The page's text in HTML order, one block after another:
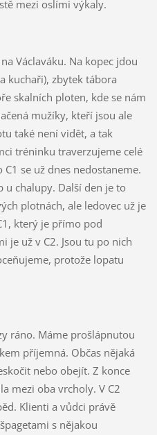
mezi oslími výkaly.
Václaváku. Na kopec jdou
kuchaři), zbytek tábora
skalních ploten, kde se nám
mužíky, kteří jsou ale
také není vidět, a tak
tréninku traverzujeme celé
se už dnes nedostaneme.
u chalupy. Další den je to
plotnách, ale ledovec už je
který je přímo pod
je už v C2. Jsou tu po nich
protože lopatu
ráno. Máme prošlápnutou
příjemná. Občas nějaká
nebo obejít. Z konce
mezi oba vrcholy. V C2
Klienti a vůdci právě
s nějakou